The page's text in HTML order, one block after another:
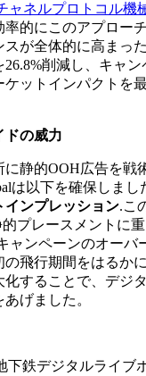
ャネルプロトコル機
的にこのアプロー
が全体的に高まっ
削減し、キャ
ケットインパクトを
ドの威力
に静的OOH広告を戦
は以下を確保しまし
インプレッション.こ
プレースメントに重
ャンペーンのオーバ
飛行期間をはるか
化することで、デジ
げました。
下鉄デジタルライブ